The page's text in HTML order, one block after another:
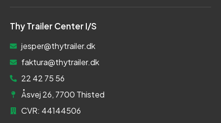
Thy Trailer Center I/S
jesper@thytrailer.dk
faktura@thytrailer.dk
22 42 75 56
Åsvej 26, 7700 Thisted
CVR: 44144506